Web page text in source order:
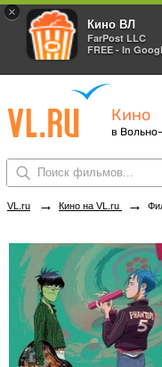
×
Кино ВЛ
FarPost LLC
FREE - In
Кино
в
VL.ru → Кино на VL.ru →